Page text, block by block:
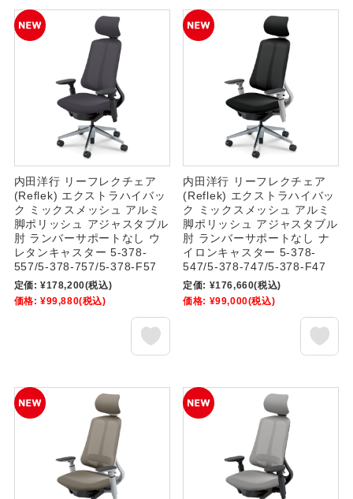
内田洋行 リーフレクチェア
(Reflek) エクストラハイバッ
ク ミックスメッシュ アルミ
脚ポリッシュ アジャスタブル
肘 ランバーサポートなし ウ
レタンキャスター 5-378-
557/5-378-757/5-378-F57
定価: ¥178,200(税込)
価格: ¥99,880(税込)
内田洋行 リーフレクチェア
(Reflek) エクストラハイバッ
ク ミックスメッシュ アルミ
脚ポリッシュ アジャスタブル
肘 ランバーサポートなし ナ
イロンキャスター 5-378-
547/5-378-747/5-378-F47
定価: ¥176,660(税込)
価格: ¥99,000(税込)